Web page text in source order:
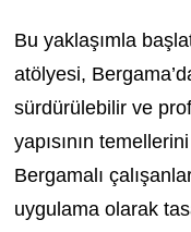
Bu yaklaşımla
atölyesi,
sürdürülebilir ve
yapısının
Bergamalı
uygulama olarak